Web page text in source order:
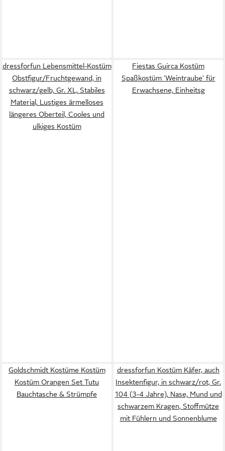
dressforfun Lebensmittel-Kostüm
Obstfigur/Fruchtgewand, in
schwarz/gelb, Gr. XL, Stabiles
Material, Lustiges ärmelloses
längeres Oberteil, Cooles und
ulkiges Kostüm
Fiestas Guirca Kostüm
Spaßkostüm 'Weintraube' für
Erwachsene, Einheitsg
Goldschmidt Kostüme Kostüm
Kostüm Orangen Set Tutu
Bauchtasche & Strümpfe
dressforfun Kostüm Käfer, auch
Insektenfigur, in schwarz/rot, Gr.
104 (3-4 Jahre), Nase, Mund und
schwarzem Kragen, Stoffmütze
mit Fühlern und Sonnenblume